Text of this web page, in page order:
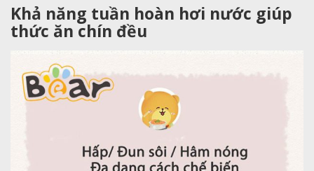
Khả năng tuần hoàn hơi nước giúp
thức ăn chín đều